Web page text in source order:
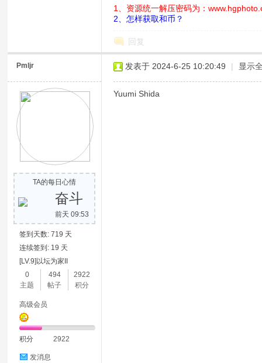
1、资源统一解压密码为：
2、怎样获取和币？
回复
Pmljr
TA的每日心情
奋斗
前天 09:53
签到天数: 719 天
连续签到: 19 天
[LV.9]以坛为家II
0
主题
494
帖子
2922
积分
高级会员
积分 2922
发消息
发表于 2024-6-25 10:20:49 | 显示
Yuumi Shida